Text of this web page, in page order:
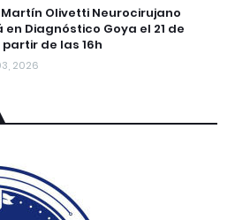
Martín Olivetti Neurocirujano
Diagnóstico Goya el 21 de
de las 16h
2026